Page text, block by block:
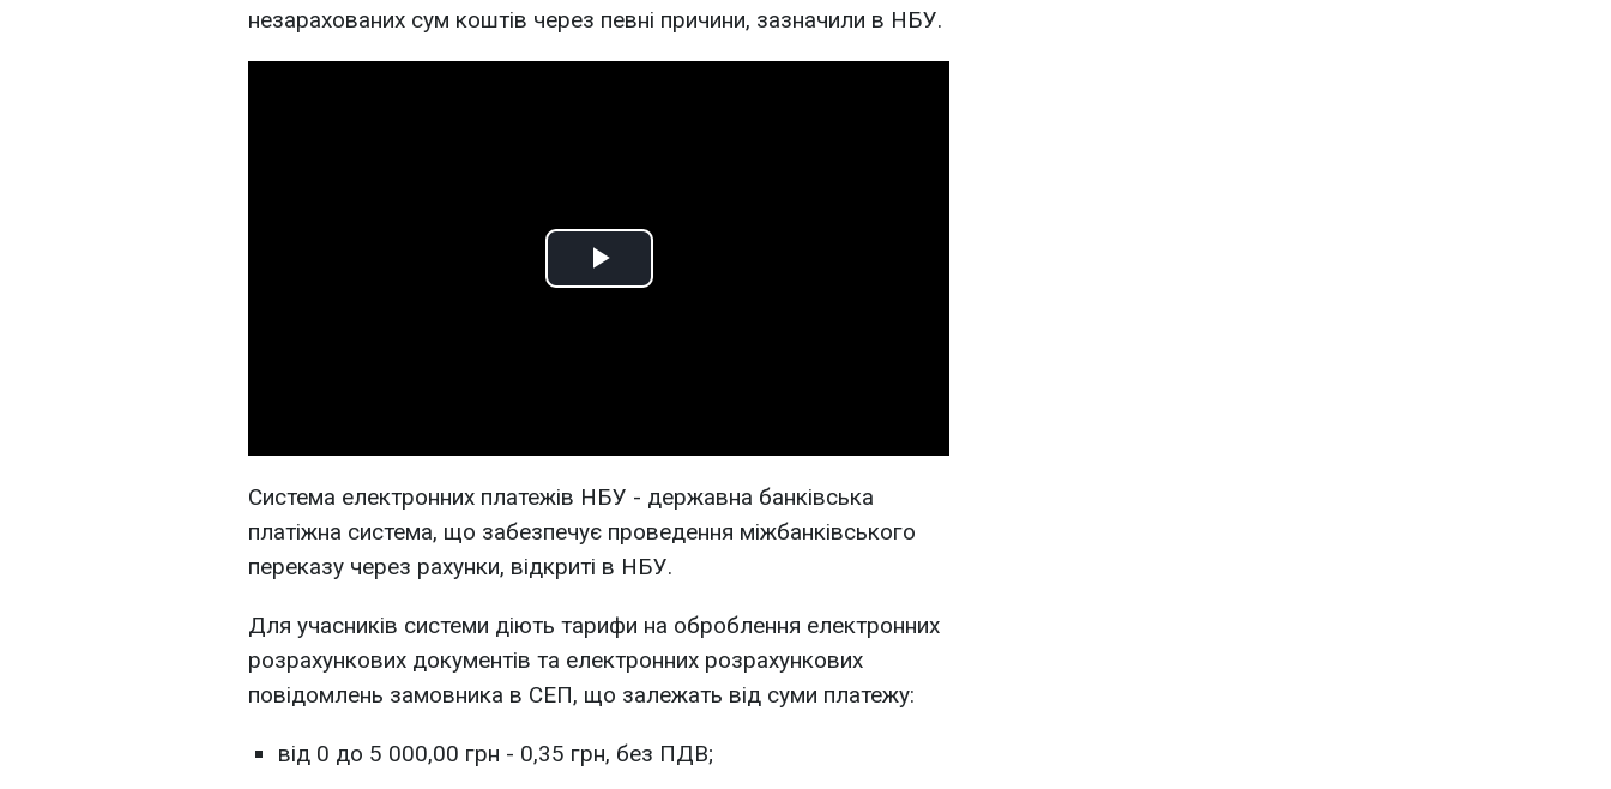
незарахованих сум коштів через певні причини, зазначили в НБУ.
Play
Система електронних платежів НБУ - державна банківська
платіжна система, що забезпечує проведення міжбанківського
переказу через рахунки, відкриті в НБУ.
Для учасників системи діють тарифи на оброблення електронних
розрахункових документів та електронних розрахункових
повідомлень замовника в СЕП, що залежать від суми платежу:
від 0 до 5 000,00 грн - 0,35 грн, без ПДВ;